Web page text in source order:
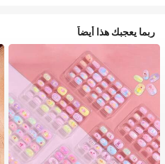
ربما يعجبك هذا أيضاً